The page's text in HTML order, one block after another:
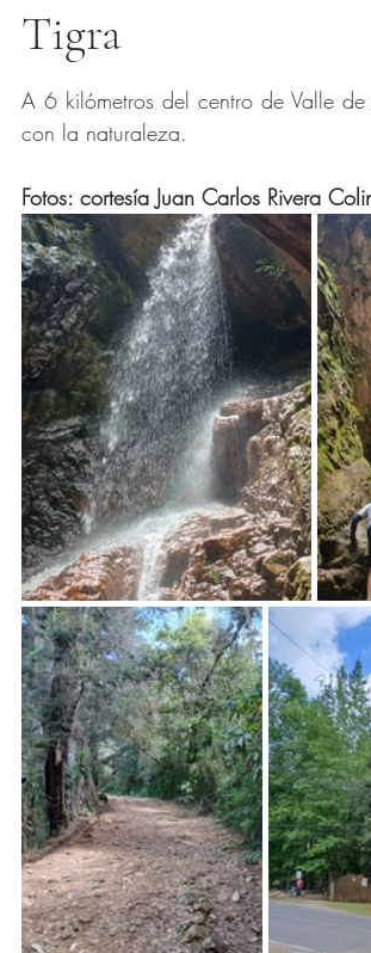
Tigra
A 6 kilómetros del centro de Valle
con la naturaleza.
Fotos: cortesía Juan Carlos Rivera